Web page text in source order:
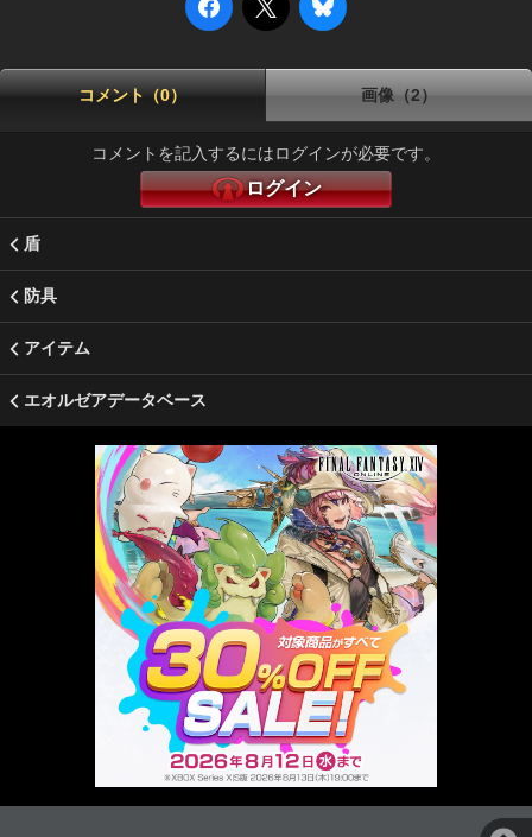
コメント（0） 画像（2）
コメントを記入するにはログインが必要です。
ログイン
盾
防具
アイテム
エオルゼアデータベース